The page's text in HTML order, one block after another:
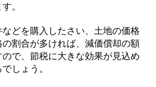
。
どを購入したさい、土地の価格
の割合が多ければ、減価償却の額
で、節税に大きな効果が見込め
しょう。